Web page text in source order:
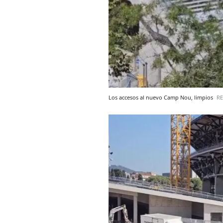
Los accesos al nuevo Camp Nou, limpios